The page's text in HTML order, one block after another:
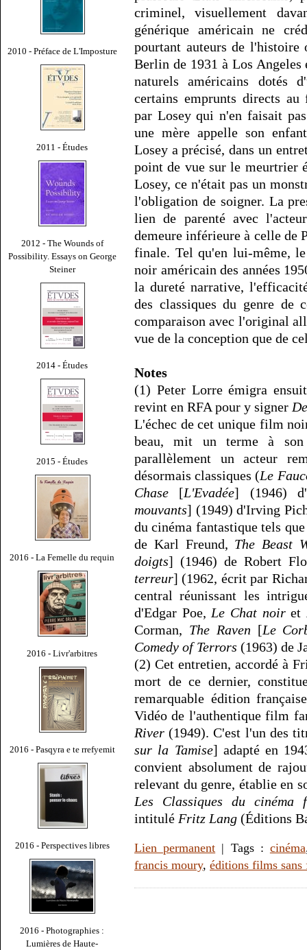
2010 - Préface de L'Imposture
2011 - Études
2012 - The Wounds of
Possibility. Essays on George
Steiner
2014 - Études
2015 - Études
2016 - La Femelle du requin
2016 - Livr'arbitres
2016 - Pasqyra e te rrefyemit
2016 - Perspectives libres
2016 - Photographies :
Lumières de Haute-
criminel, visuellement
générique américain ne
pourtant auteurs de l'histoire
Berlin de 1931 à Los Angeles
naturels américains dotés
certains emprunts directs
par Losey qui n'en faisait
une mère appelle son
Losey a précisé, dans un
point de vue sur le meurtrier
Losey, ce n'était pas un
l'obligation de soigner. La
lien de parenté avec
demeure inférieure à celle de
finale. Tel qu'en lui-même,
noir américain des années
la dureté narrative,
des classiques du genre
comparaison avec l'original
vue de la conception que de
Notes
(1) Peter Lorre émigra
revint en RFA pour y signer
L'échec de cet unique film
beau, mit un terme à
parallèlement un acteur
désormais classiques (Le
Chase [L'Evadée] (1946)
mouvants] (1949) d'Irving
du cinéma fantastique tels
de Karl Freund, The Beast
doigts] (1946) de Robert
terreur] (1962, écrit par
central réunissant les
d'Edgar Poe, Le Chat noiret
Corman, The Raven [Le
Comedy of Terrors (1963) de
(2) Cet entretien, accordé à
mort de ce dernier,
remarquable édition
Vidéo de l'authentique film
River (1949). C'est l'un des
sur la Tamise] adapté en
convient absolument de
relevant du genre, établie en
Les Classiques du cinéma
intitulé Fritz Lang (Éditions
Lien permanent | Tags : cinéma
francis moury, éditions films sans